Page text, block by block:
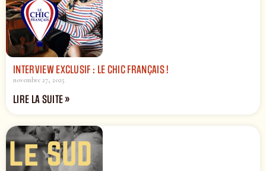
INTERVIEW EXCLUSIF : LE CHIC FRANÇAIS !
novembre 27, 2025
LIRE LA SUITE »